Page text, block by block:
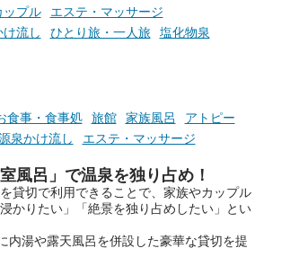
ップル
エステ・マッサージ
流し ひとり旅・一人旅
塩化物泉
食事・食事処 旅館 家族風呂
アトピー
泉かけ流し エステ・マッサージ
風呂」で温泉を独り占め！
貸切で利用できることで、家族やカップル
かりたい」「絶景を独り占めしたい」とい
内湯や露天風呂を併設した豪華な貸切を提